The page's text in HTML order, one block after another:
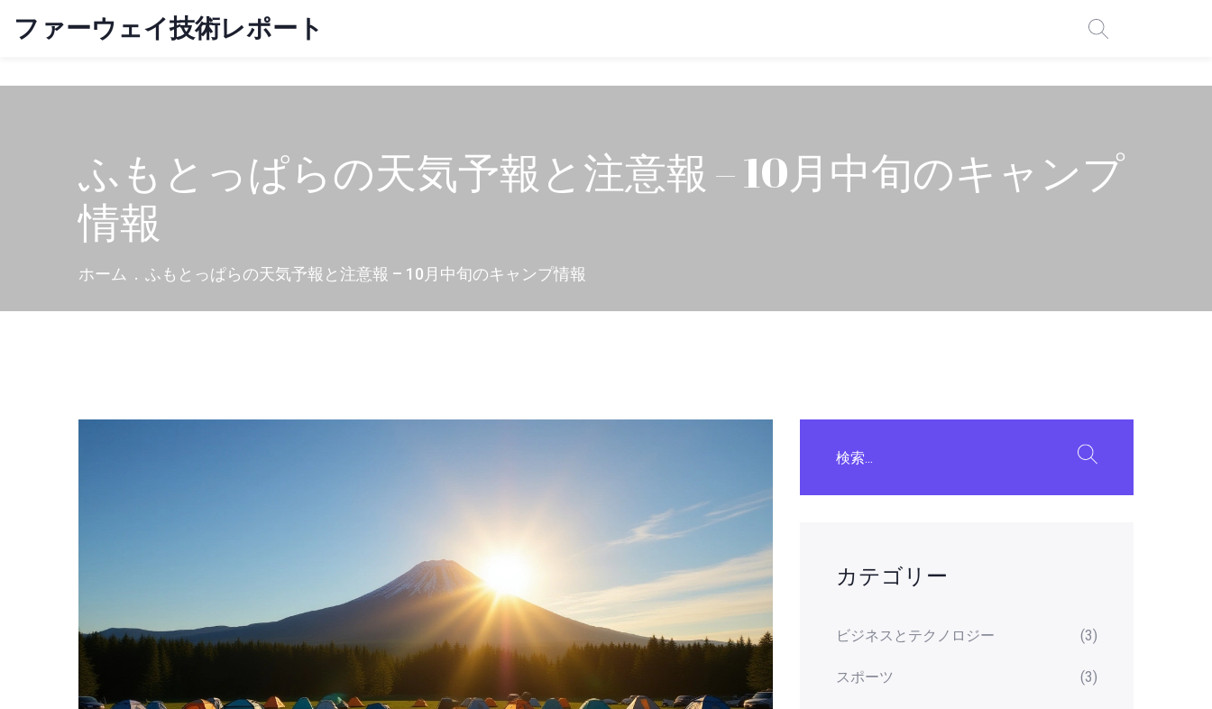
ファーウェイ技術レポート
ふもとっぱらの天気予報と注意報 – 10月中旬のキャンプ
情報
ホーム ふもとっぱらの天気予報と注意報 – 10月中旬のキャンプ情報
カテゴリー
ビジネスとテクノロジー (3)
スポーツ (3)